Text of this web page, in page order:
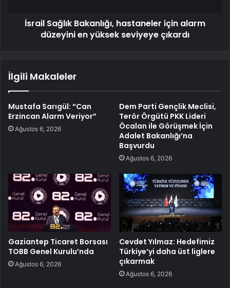
İsrail Sağlık Bakanlığı, hastaneler için alarm
düzeyini en yüksek seviyeye çıkardı
İlgili Makaleler
Mustafa Sarıgül: “Can
Erzincan Alarm Veriyor”
Ağustos 6, 2026
Dem Parti Gençlik Meclisi,
Terör Örgütü PKK Lideri
Öcalan ile Görüşmek İçin
Adalet Bakanlığı’na
Başvurdu
Ağustos 6, 2026
Gaziantep Ticaret Borsası
TOBB Genel Kurulu’nda
Ağustos 6, 2026
Cevdet Yılmaz: Hedefimiz
Türkiye’yi daha üst liglere
çıkarmak
Ağustos 6, 2026